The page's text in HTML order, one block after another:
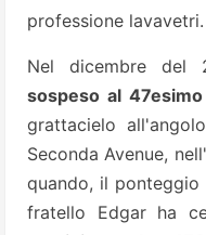
professione lavavetri.
Nel dicembre del
sospeso al
grattacielo
Seconda Avenue,
quando, il
fratello Edgar ha